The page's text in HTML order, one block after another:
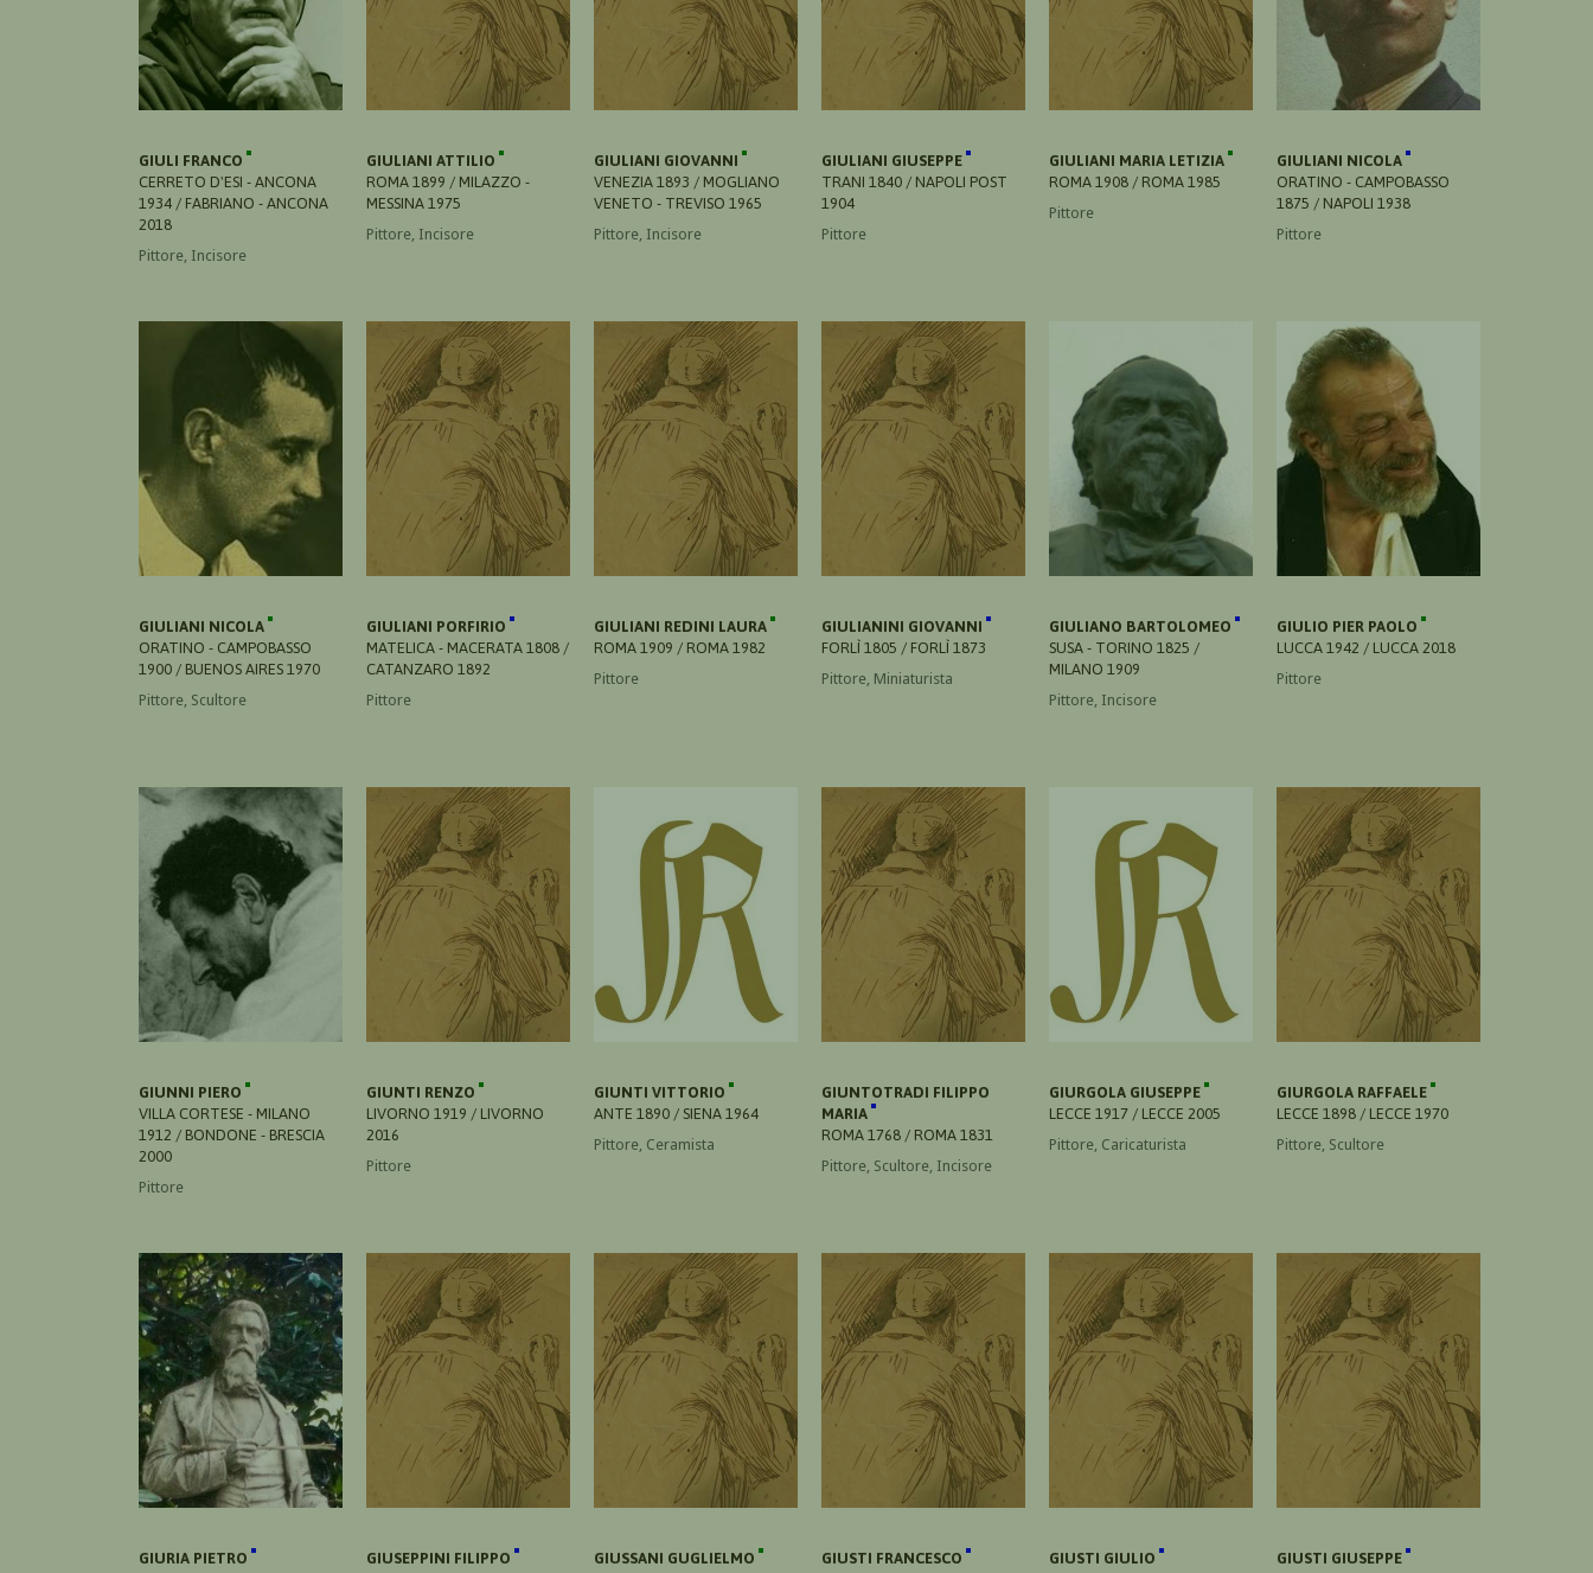
GIULI FRANCO
CERRETO D'ESI - ANCONA
1934 / FABRIANO - ANCONA
2018
Pittore, Incisore
GIULIANI ATTILIO
ROMA 1899 / MILAZZO -
MESSINA 1975
Pittore, Incisore
GIULIANI GIOVANNI
VENEZIA 1893 / MOGLIANO
VENETO - TREVISO 1965
Pittore, Incisore
GIULIANI GIUSEPPE
TRANI 1840 / NAPOLI POST
1904
Pittore
GIULIANI MARIA LETIZIA
ROMA 1908 / ROMA 1985
Pittore
GIULIANI NICOLA
ORATINO - CAMPOBASSO
1875 / NAPOLI 1938
Pittore
GIULIANI NICOLA
ORATINO - CAMPOBASSO
1900 / BUENOS AIRES 1970
Pittore, Scultore
GIULIANI PORFIRIO
MATELICA - MACERATA 1808 /
CATANZARO 1892
Pittore
GIULIANI REDINI LAURA
ROMA 1909 / ROMA 1982
Pittore
GIULIANINI GIOVANNI
FORLÌ 1805 / FORLÌ 1873
Pittore, Miniaturista
GIULIANO BARTOLOMEO
SUSA - TORINO 1825 /
MILANO 1909
Pittore, Incisore
GIULIO PIER PAOLO
LUCCA 1942 / LUCCA 2018
Pittore
GIUNNI PIERO
VILLA CORTESE - MILANO
1912 / BONDONE - BRESCIA
2000
Pittore
GIUNTI RENZO
LIVORNO 1919 / LIVORNO
2016
Pittore
GIUNTI VITTORIO
ANTE 1890 / SIENA 1964
Pittore, Ceramista
GIUNTOTRADI FILIPPO
MARIA
ROMA 1768 / ROMA 1831
Pittore, Scultore, Incisore
GIURGOLA GIUSEPPE
LECCE 1917 / LECCE 2005
Pittore, Caricaturista
GIURGOLA RAFFAELE
LECCE 1898 / LECCE 1970
Pittore, Scultore
GIURIA PIETRO
GIUSEPPINI FILIPPO
GIUSSANI GUGLIELMO
GIUSTI FRANCESCO
GIUSTI GIULIO
GIUSTI GIUSEPPE